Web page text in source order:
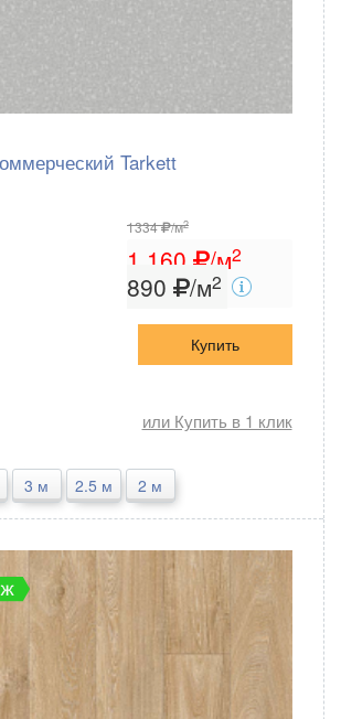
Tarkett
1334 /м2
1 160 /м2
890 /м2
Купить
или Купить в 1 клик
3 м 2.5 м
2 м